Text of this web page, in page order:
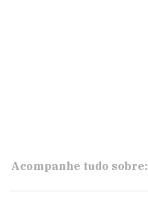
Acompanhe tudo sobre: